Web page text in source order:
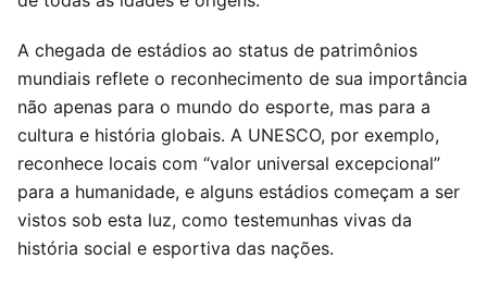
A chegada de estádios ao status de patrimônios
mundiais reflete o reconhecimento de sua importância
não apenas para o mundo do esporte, mas para a
cultura e história globais. A UNESCO, por exemplo,
reconhece locais com “valor universal excepcional”
para a humanidade, e alguns estádios começam a ser
vistos sob esta luz, como testemunhas vivas da
história social e esportiva das nações.